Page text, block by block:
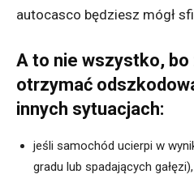
autocasco będziesz mógł
A to nie wszystko, bo
otrzymać
innych sytuacjach:
jeśli samochód ucierpi w
gradu lub spadających gałęzi),